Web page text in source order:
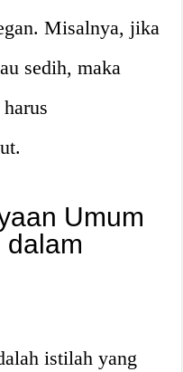
Misalnya, jika
sedih, maka
Umum
dalam
istilah yang